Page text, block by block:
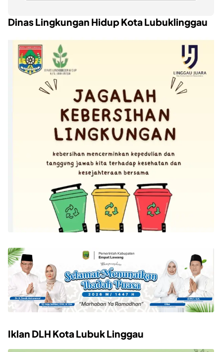
Dinas Lingkungan Hidup Kota Lubuklinggau
Iklan DLH Kota Lubuk Linggau